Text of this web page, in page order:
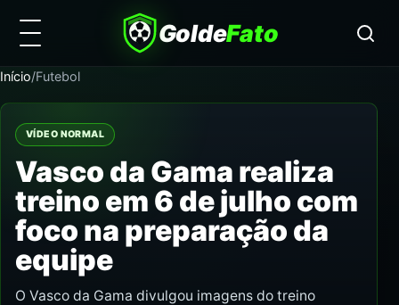
GoldeFato
Início/Futebol
VÍDEO NORMAL
Vasco da Gama realiza
treino em 6 de julho com
foco na preparação da
equipe
O Vasco da Gama divulgou imagens do treino